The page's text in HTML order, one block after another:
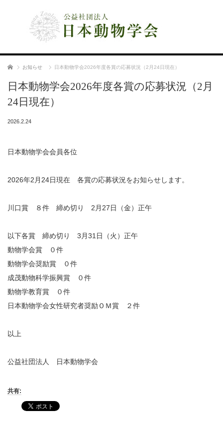
ホーム お知らせ 日本動物学会2026年度各賞の応募状況（2月24日現在）
日本動物学会2026年度各賞の応募状況（2月
24日現在）
2026.2.24
日本動物学会会員各位
2026年2月24日現在 各賞の応募状況をお知らせします。
川口賞 ８件 締め切り 2月27日（金）正午
以下各賞 締め切り 3月31日（火）正午
動物学会賞 ０件
動物学会奨励賞 ０件
成茂動物科学振興賞 ０件
動物学教育賞 ０件
日本動物学会女性研究者奨励ＯＭ賞 ２件
以上
公益社団法人 日本動物学会
共有: